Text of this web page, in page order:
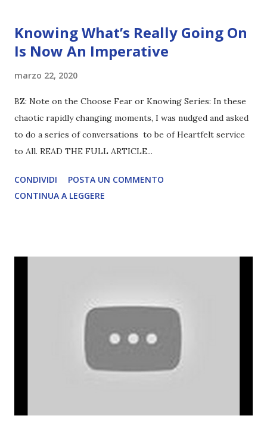
Knowing What’s Really Going On
Is Now An Imperative
marzo 22, 2020
BZ: Note on the Choose Fear or Knowing Series: In these
chaotic rapidly changing moments, I was nudged and asked
to do a series of conversations to be of Heartfelt service
to All. READ THE FULL ARTICLE...
CONDIVIDI
POSTA UN COMMENTO
CONTINUA A LEGGERE